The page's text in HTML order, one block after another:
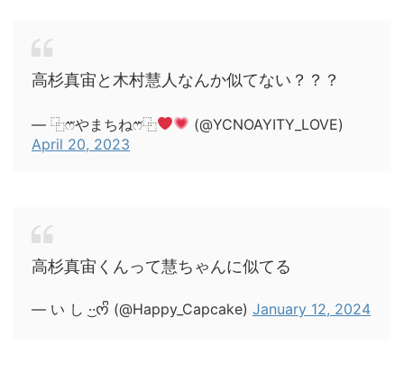
高杉真宙と木村慧人なんか似てない？？？
— ⿻ෆ⃛やまちねෆ⃛⿻
(@YCNOAYITY_LOVE)
April 20, 2023
高杉真宙くんって慧ちゃんに似てる
— い し ·͜·ᰔᩚ (@Happy_Capcake) January 12, 2024